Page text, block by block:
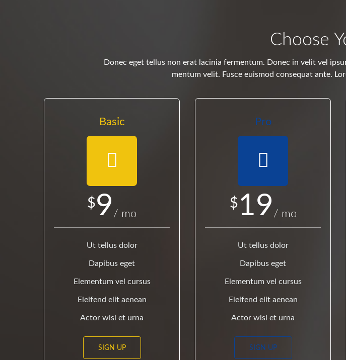
Choose
Donec eget tellus non erat lacinia fermentum. Donec in velit vel
mentum velit. Fusce euismod consequat ante.
Basic
$9 / mo
Ut tellus dolor
Dapibus eget
Elementum vel cursus
Eleifend elit aenean
Actor wisi et urna
SIGN UP
Pro
$ 19 / mo
Ut tellus dolor
Dapibus eget
Elementum vel cursus
Eleifend elit aenean
Actor wisi et urna
SIGN UP